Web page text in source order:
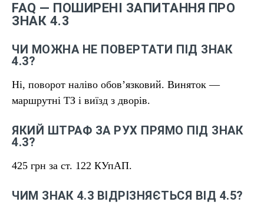
FAQ — ПОШИРЕНІ ЗАПИТАННЯ ПРО
ЗНАК 4.3
ЧИ МОЖНА НЕ ПОВЕРТАТИ ПІД ЗНАК
4.3?
Ні, поворот наліво обов’язковий. Виняток —
маршрутні ТЗ і виїзд з дворів.
ЯКИЙ ШТРАФ ЗА РУХ ПРЯМО ПІД ЗНАК
4.3?
425 грн за ст. 122 КУпАП.
ЧИМ ЗНАК 4.3 ВІДРІЗНЯЄТЬСЯ ВІД 4.5?